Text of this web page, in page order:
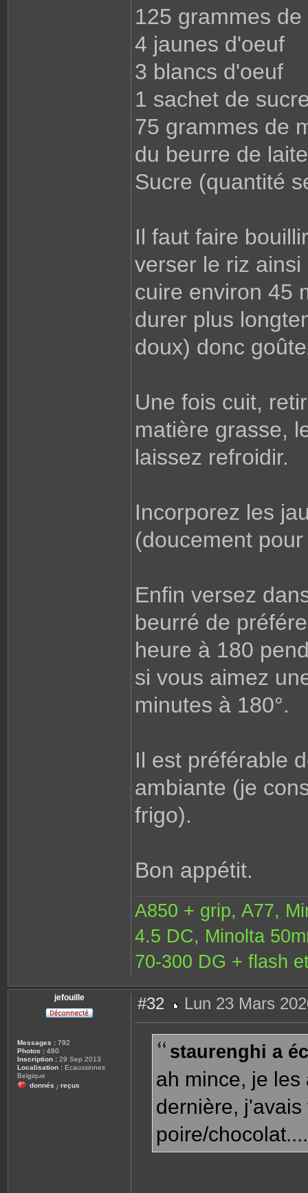
125 grammes
4 jaunes d'oeuf
3 blancs d'oeuf
1 sachet de
75 grammes de
du beurre de
Sucre (quantité
Il faut faire
verser le riz
cuire environ 45
durer plus
doux) donc
Une fois cuit,
matière grasse,
laissez refroidir.
Incorporez les
(doucement
Enfin versez
beurré de
heure à 180
si vous aimez
minutes à 180°.
Il est préférable
ambiante (je
frigo).
Bon appétit.
A850 + grip, A77,
4.5 DC, Minolta
70-300 DG + flash
jefouille
Messages : 792
Photos : 480
Inscription : 29 Sep 2013
Localisation : Ecaussinnes
Belgique
donnés / reçus
#32
e
a
Lun 23 Mars
staurenghi a
ah mince, je
dernière,
poire/